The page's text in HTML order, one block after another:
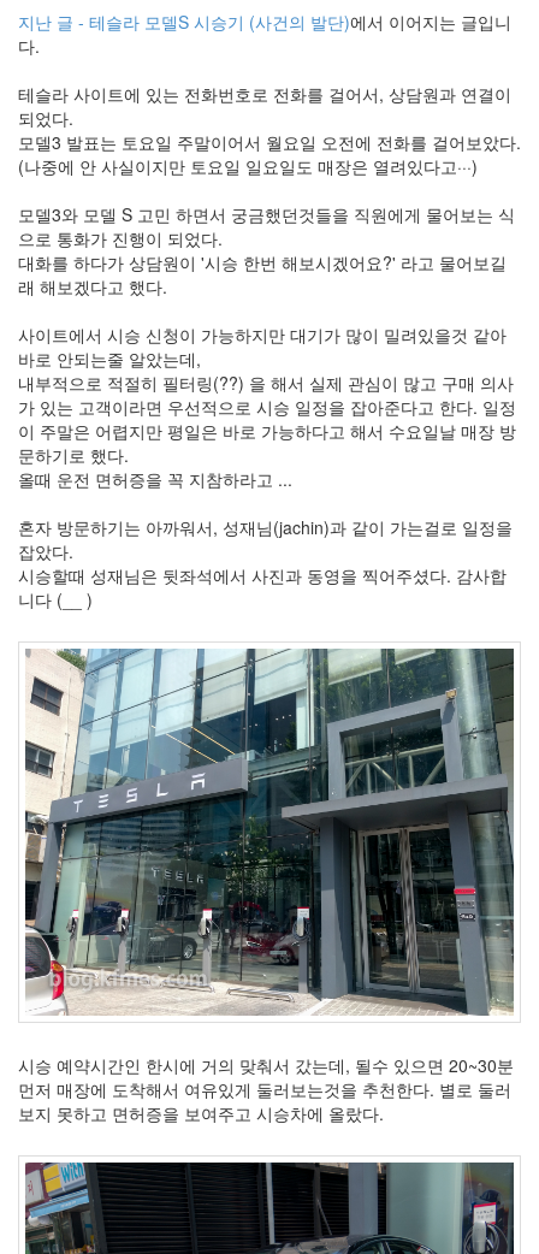
지난 글 - 테슬라 모델S 시승기 (사건의 발단)에서 이어지는 글입니
다.
테슬라 사이트에 있는 전화번호로 전화를 걸어서, 상담원과 연결이
되었다.
모델3 발표는 토요일 주말이어서 월요일 오전에 전화를 걸어보았다.
(나중에 안 사실이지만 토요일 일요일도 매장은 열려있다고···)
모델3와 모델 S 고민 하면서 궁금했던것들을 직원에게 물어보는 식
으로 통화가 진행이 되었다.
대화를 하다가 상담원이 '시승 한번 해보시겠어요?' 라고 물어보길
래 해보겠다고 했다.
사이트에서 시승 신청이 가능하지만 대기가 많이 밀려있을것 같아
바로 안되는줄 알았는데,
내부적으로 적절히 필터링(??) 을 해서 실제 관심이 많고 구매 의사
가 있는 고객이라면 우선적으로 시승 일정을 잡아준다고 한다. 일정
이 주말은 어렵지만 평일은 바로 가능하다고 해서 수요일날 매장 방
문하기로 했다.
올때 운전 면허증을 꼭 지참하라고 ...
혼자 방문하기는 아까워서, 성재님(jachin)과 같이 가는걸로 일정을
잡았다.
시승할때 성재님은 뒷좌석에서 사진과 동영을 찍어주셨다. 감사합
니다 (__ )
시승 예약시간인 한시에 거의 맞춰서 갔는데, 될수 있으면 20~30분
먼저 매장에 도착해서 여유있게 둘러보는것을 추천한다. 별로 둘러
보지 못하고 면허증을 보여주고 시승차에 올랐다.